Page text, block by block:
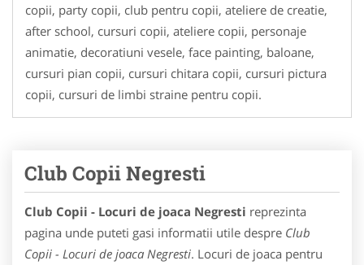
copii, party copii, club pentru copii, ateliere de creatie,
after school, cursuri copii, ateliere copii, personaje
animatie, decoratiuni vesele, face painting, baloane,
cursuri pian copii, cursuri chitara copii, cursuri pictura
copii, cursuri de limbi straine pentru copii.
Club Copii Negresti
Club Copii - Locuri de joaca Negresti reprezinta
pagina unde puteti gasi informatii utile despre Club
Copii - Locuri de joaca Negresti. Locuri de joaca pentru